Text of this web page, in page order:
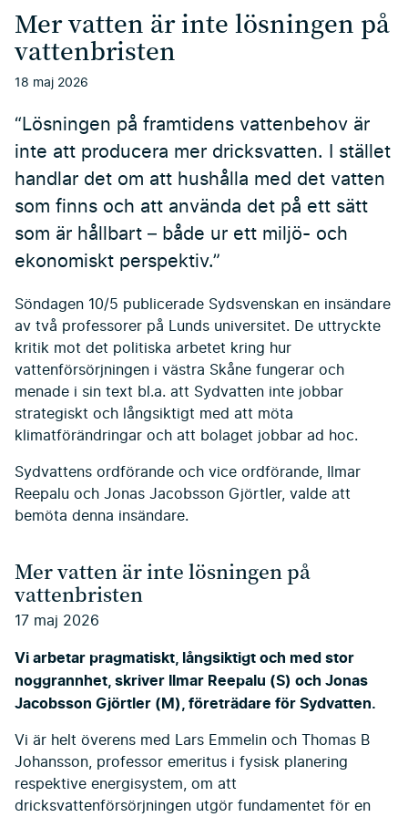
Mer vatten är inte lösningen på
vattenbristen
18 maj 2026
“Lösningen på framtidens vattenbehov är
inte att producera mer dricksvatten. I stället
handlar det om att hushålla med det vatten
som finns och att använda det på ett sätt
som är hållbart – både ur ett miljö- och
ekonomiskt perspektiv.”
Söndagen 10/5 publicerade Sydsvenskan en insändare
av två professorer på Lunds universitet. De uttryckte
kritik mot det politiska arbetet kring hur
vattenförsörjningen i västra Skåne fungerar och
menade i sin text bl.a. att Sydvatten inte jobbar
strategiskt och långsiktigt med att möta
klimatförändringar och att bolaget jobbar ad hoc.
Sydvattens ordförande och vice ordförande, Ilmar
Reepalu och Jonas Jacobsson Gjörtler, valde att
bemöta denna insändare.
Mer vatten är inte lösningen på
vattenbristen
17 maj 2026
Vi arbetar pragmatiskt, långsiktigt och med stor
noggrannhet, skriver Ilmar Reepalu (S) och Jonas
Jacobsson Gjörtler (M), företrädare för Sydvatten.
Vi är helt överens med Lars Emmelin och Thomas B
Johansson, professor emeritus i fysisk planering
respektive energisystem, om att
dricksvattenförsörjningen utgör fundamentet för en